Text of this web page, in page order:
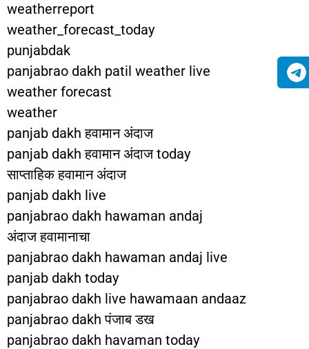
weatherreport
weather_forecast_today
punjabdak
panjabrao dakh patil weather live
weather forecast
weather
panjab dakh हवामान अंदाज
panjab dakh हवामान अंदाज today
साप्ताहिक हवामान अंदाज
panjab dakh live
panjabrao dakh hawaman andaj
अंदाज हवामानाचा
panjabrao dakh hawaman andaj live
panjab dakh today
panjabrao dakh live hawamaan andaaz
panjabrao dakh पंजाब डख
panjabrao dakh havaman today